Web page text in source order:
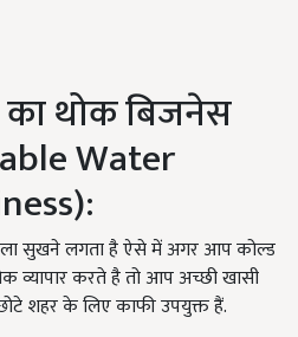
का थोक बिजनेस
Water
गला सुखने लगता है ऐसे में अगर आप कोल्ड
व्यापार करते है तो आप अच्छी खासी
शहर के लिए काफी उपयुक्त हैं.